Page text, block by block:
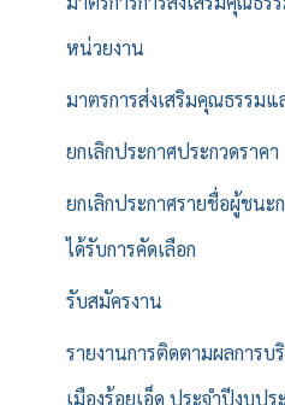
หน่วยงาน
มาตรการส่งเสริมคุณธรรมแ
ยกเลิกประกาศประกวดราคา
ยกเลิกประกาศรายชื่อผู้ชนะ
ได้รับการคัดเลือก
รับสมัครงาน
รายงานการติดตามผลการบ
เมืองร้อยเอ็ด ประจำปีงบป